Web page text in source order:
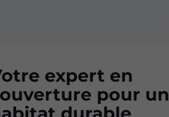
expert en
pour un